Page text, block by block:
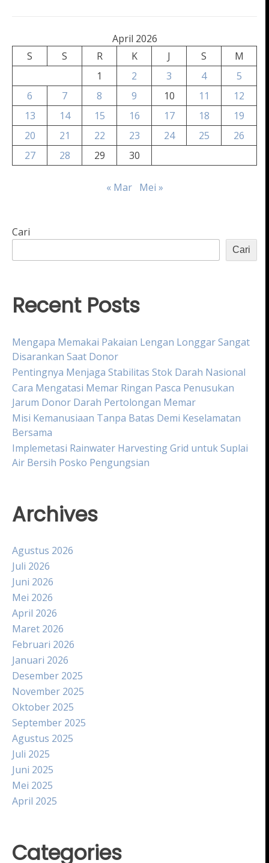
April 2026
S
S R K J S
M
1
2 3 4
5
6
7 8 9 10 11
12
13
14 15 16 17 18
19
20
21 22 23 24 25
26
27
28 29 30
« Mar Mei »
Cari
Cari
Recent Posts
Mengapa Memakai Pakaian Lengan Longgar Sangat
Disarankan Saat Donor
Pentingnya Menjaga Stabilitas Stok Darah Nasional
Cara Mengatasi Memar Ringan Pasca Penusukan
Jarum Donor Darah Pertolongan Memar
Misi Kemanusiaan Tanpa Batas Demi Keselamatan
Bersama
Implemetasi Rainwater Harvesting Grid untuk Suplai
Air Bersih Posko Pengungsian
Archives
Agustus 2026
Juli 2026
Juni 2026
Mei 2026
April 2026
Maret 2026
Februari 2026
Januari 2026
Desember 2025
November 2025
Oktober 2025
September 2025
Agustus 2025
Juli 2025
Juni 2025
Mei 2025
April 2025
Categories